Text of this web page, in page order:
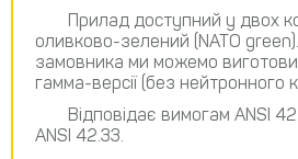
Прилад доступний у двох
оливково-зелений (NATO
замовника ми можемо
гамма-версії (без нейтронного
Відповідає вимогам ANSI
ANSI 42.33.